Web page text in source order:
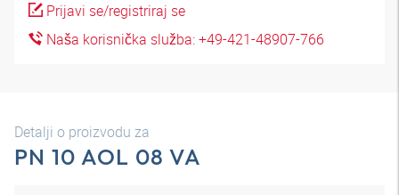
Prijavi se/registriraj se
Naša korisnička služba: +49-421-48907-766
Detalji o proizvodu za
PN 10 AOL 08 VA